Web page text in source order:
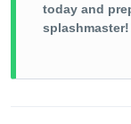
today and
splashmaster!